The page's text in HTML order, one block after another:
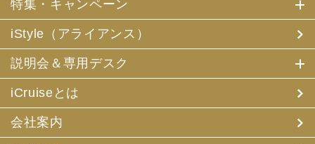
す。
3. お客様個人情報の第三者への提供
(1) 当社は、お申込みいただいた旅行サービスの手配及び
それらのサービスの受領のための手続に必要な範囲内、ま
保険の手続き上必要な範囲内で、それら運送・宿泊機関、
保険会社等に対し、お客様の氏名、性別、年齢、住所、電
話番号またはメールアドレス、パスポート番号、クレジッ
トカード番号を電磁的方法等で送付することにより提供い
特集・キャンペーン
iStyle（アライアンス）
説明会＆専用デスク
iCruiseとは
会社案内